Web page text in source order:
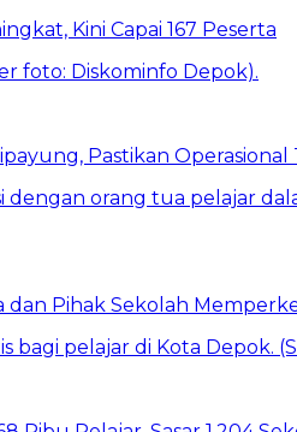
Kini Capai 167 Peserta
Pastikan Operasional
dan Pihak Sekolah